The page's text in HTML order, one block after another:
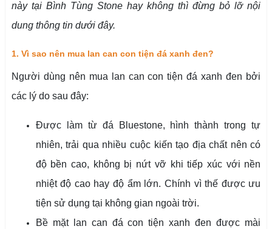
này tại Bình Tùng Stone hay không thì đừng bỏ lỡ nội
dung thông tin dưới đây.
1. Vì sao nên mua lan can con tiện đá xanh đen?
Người dùng nên mua lan can con tiện đá xanh đen bởi
các lý do sau đây:
Được làm từ đá Bluestone, hình thành trong tự
nhiên, trải qua nhiều cuộc kiến tạo địa chất nên có
độ bền cao, không bị nứt vỡ khi tiếp xúc với nền
nhiệt độ cao hay độ ẩm lớn. Chính vì thế được ưu
tiện sử dụng tại không gian ngoài trời.
Bề mặt lan can đá con tiện xanh đen được mài